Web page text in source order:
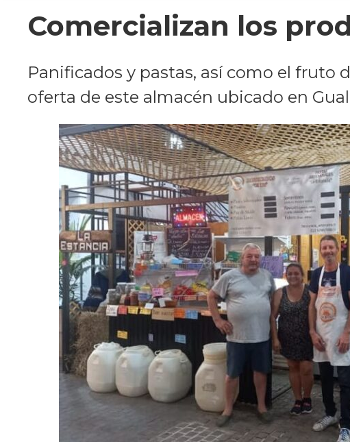
Comercializan los
Panificados y pastas, así como el fruto
oferta de este almacén ubicado en